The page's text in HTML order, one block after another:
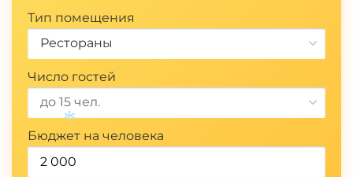
Тип помещения
Рестораны
Число гостей
до 15 чел.
Бюджет на человека